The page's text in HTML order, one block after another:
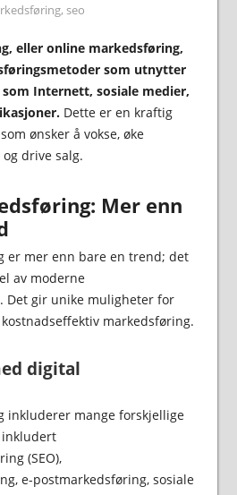
, seo
eller online markedsføring,
som utnytter
Internett, sosiale medier,
Dette er en kraftig
ønsker å vokse, øke
drive salg.
Mer enn
er mer enn bare en trend; det
av moderne
Det gir unike muligheter for
markedsføring.
digital
inkluderer mange forskjellige
inkludert
(SEO),
e-postmarkedsføring, sosiale